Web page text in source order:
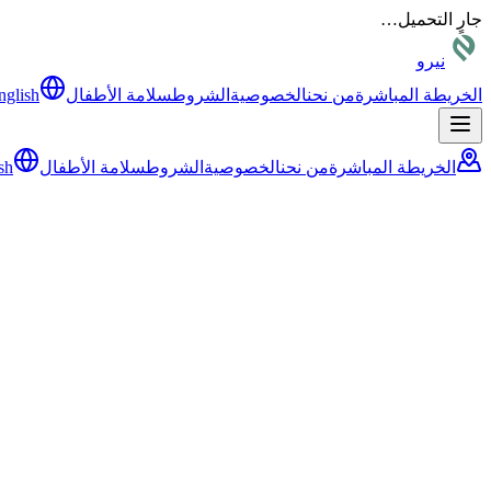
جارٍ التحميل…
نيرو
الخريطة المباشرةمن نحنالخصوصية الشروطسلامة الأطفال
الخريطة المباشرةمن نحنالخصوصية الشروطسلامة الأطفال